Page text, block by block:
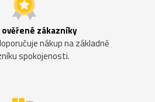
zákazníky
nákup na základně
spokojenosti.